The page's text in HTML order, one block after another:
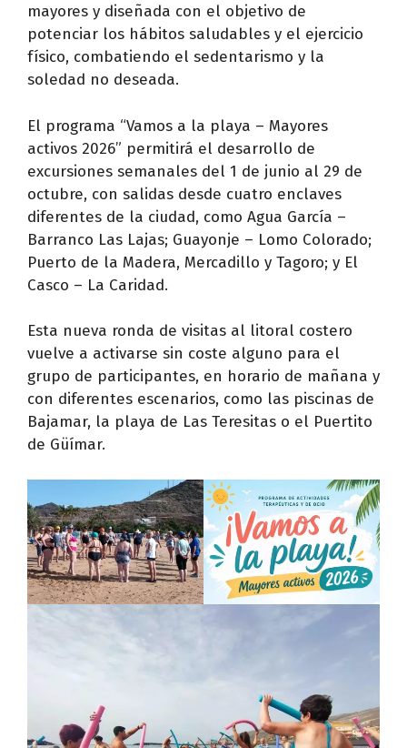
mayores y diseñada con el objetivo de
potenciar los hábitos saludables y el ejercicio
físico, combatiendo el sedentarismo y la
soledad no deseada.
El programa “Vamos a la playa – Mayores
activos 2026” permitirá el desarrollo de
excursiones semanales del 1 de junio al 29 de
octubre, con salidas desde cuatro enclaves
diferentes de la ciudad, como Agua García –
Barranco Las Lajas; Guayonje – Lomo Colorado;
Puerto de la Madera, Mercadillo y Tagoro; y El
Casco – La Caridad.
Esta nueva ronda de visitas al litoral costero
vuelve a activarse sin coste alguno para el
grupo de participantes, en horario de mañana y
con diferentes escenarios, como las piscinas de
Bajamar, la playa de Las Teresitas o el Puertito
de Güímar.